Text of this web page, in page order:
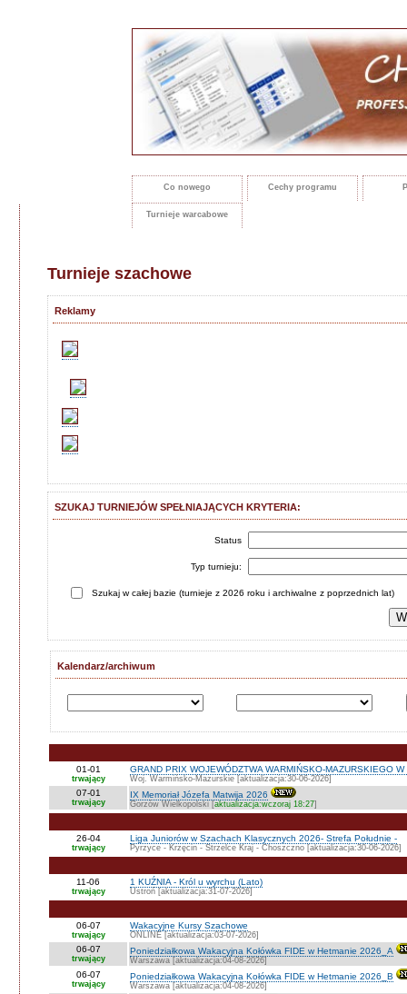
Co nowego Cechy programu
Turnieje warcabowe
Turnieje szachowe
Reklamy
SZUKAJ TURNIEJÓW SPEŁNIAJĄCYCH KRYTERIA:
Status
Typ turnieju:
Szukaj w całej bazie (turnieje z 2026 roku i archiwalne z poprzednich lat)
Kalendarz/archiwum
01-01
trwający
GRAND PRIX WOJEWÓDZTWA WARMIŃSKO-MAZURSKIEGO
Woj. Warmińsko-Mazurskie [aktualizacja:30-06-2026]
07-01
trwający
IX Memoriał Józefa Matwija 2026
Gorzów Wielkopolski [aktualizacja:wczoraj 18:27]
26-04
trwający
Liga Juniorów w Szachach Klasycznych 2026- Strefa Południe -
Pyrzyce - Krzęcin - Strzelce Kraj - Choszczno [aktualizacja:30-06-2026]
11-06
trwający
1 KUŹNIA - Król u wyrchu (Lato)
Ustroń [aktualizacja:31-07-2026]
06-07
trwający
Wakacyjne Kursy Szachowe
ONLINE [aktualizacja:03-07-2026]
06-07
trwający
Poniedziałkowa Wakacyjna Kołówka FIDE w Hetmanie 2026_A
Warszawa [aktualizacja:04-08-2026]
06-07
trwający
Poniedziałkowa Wakacyjna Kołówka FIDE w Hetmanie 2026_B
Warszawa [aktualizacja:04-08-2026]